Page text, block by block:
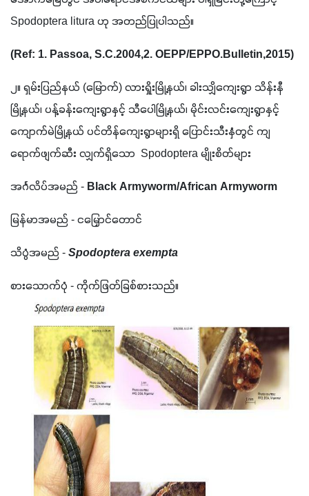
Spodoptera litura ဟု အတည်ပြုပါသည်။
(Ref: 1. Passoa, S.C.2004,2. OEPP/EPPO.Bulletin,2015)
၂။ ရှမ်းပြည်နယ် (မြောက်) လားရှိုးမြို့နယ်၊ ခါးသျှိကျေးရွာ သိန်းနီ
မြို့နယ်၊ ပန့်ခန်းကျေးရွာနှင့် သီပေါမြို့နယ်၊ မိုင်းလင်းကျေးရွာနှင့်
ကျောက်မဲမြို့နယ် ပင်တိန်ကျေးရွာများရှိ ပြောင်းသီးနှံတွင် ကျ
ရောက်ဖျက်ဆီး လျှက်ရှိသော  Spodoptera မျိုးစိတ်များ
အင်္ဂလိပ်အမည် - Black Armyworm/African Armyworm
မြန်မာအမည် - ငမြှောင်တောင်
သိပ္ပံအမည် - Spodoptera exempta
စားသောက်ပုံ - ကိုက်ဖြတ်ခြစ်စားသည်။